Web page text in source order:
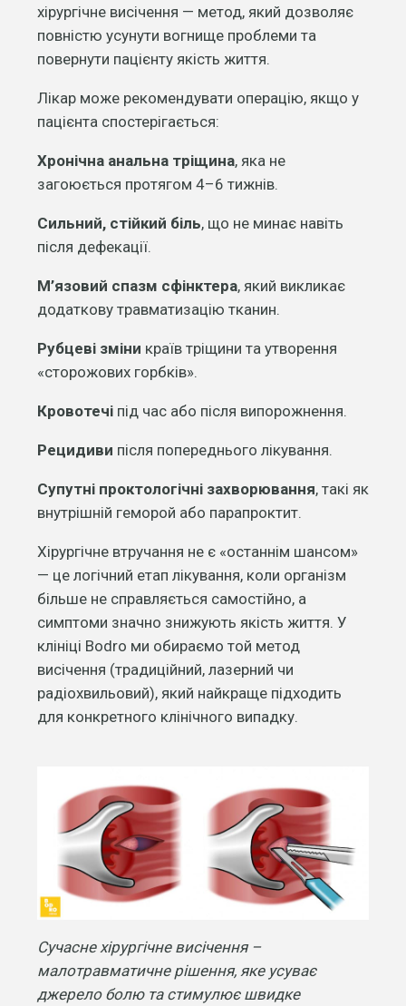
хірургічне висічення — метод, який дозволяє
повністю усунути вогнище проблеми та
повернути пацієнту якість життя.
Лікар може рекомендувати операцію, якщо у
пацієнта спостерігається:
Хронічна анальна тріщина, яка не
загоюється протягом 4–6 тижнів.
Сильний, стійкий біль, що не минає навіть
після дефекації.
М’язовий спазм сфінктера, який викликає
додаткову травматизацію тканин.
Рубцеві зміни країв тріщини та утворення
«сторожових горбків».
Кровотечіпід час або після випорожнення.
Рецидиви після попереднього лікування.
Супутні проктологічні захворювання, такі як
внутрішній геморой або парапроктит.
Хірургічне втручання не є «останнім шансом»
— це логічний етап лікування, коли організм
більше не справляється самостійно, а
симптоми значно знижують якість життя. У
клініці Bodro ми обираємо той метод
висічення (традиційний, лазерний чи
радіохвильовий), який найкраще підходить
для конкретного клінічного випадку.
Сучасне хірургічне висічення –
малотравматичне рішення, яке усуває
джерело болю та стимулює швидке